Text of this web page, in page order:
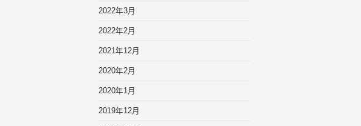
2022年3月
2022年2月
2021年12月
2020年2月
2020年1月
2019年12月